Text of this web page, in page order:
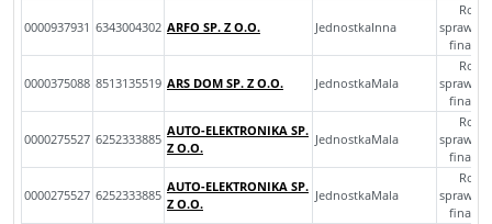
0000937931 6343004302 ARFO SP. Z O.O. JednostkaInna
0000375088 8513135519 ARS DOM SP. Z O.O. JednostkaMala
0000275527 6252333885
AUTO-ELEKTRONIKA SP.
Z O.O.
JednostkaMala
0000275527 6252333885
AUTO-ELEKTRONIKA SP.
Z O.O.
JednostkaMala